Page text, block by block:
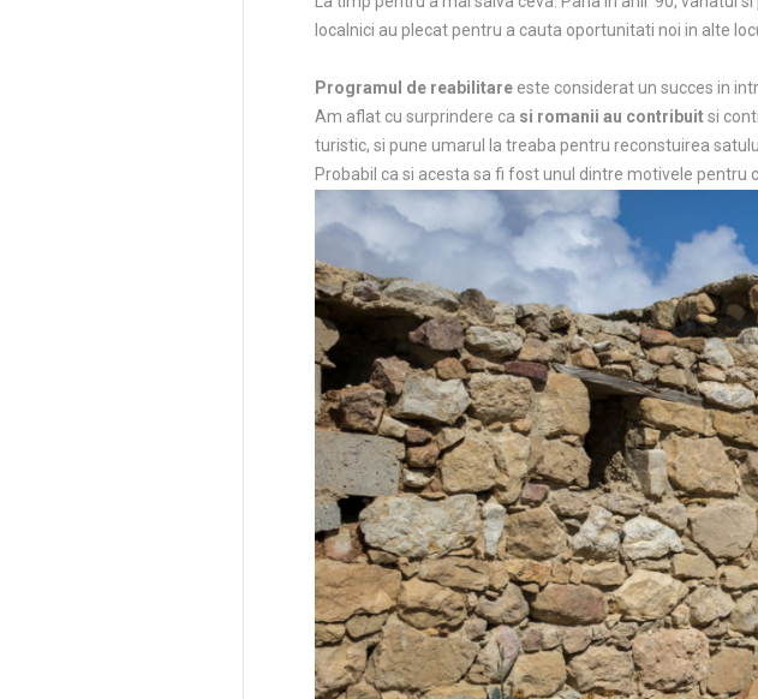
localnici au plecat pentru a cauta oportunitati noi in alte
Programul de reabilitare este considerat un succes in
Am aflat cu surprindere ca si romanii au contribuitsi
turistic, si pune umarul la treaba pentru reconstuirea
Probabil ca si acesta sa fi fost unul dintre motivele pentru